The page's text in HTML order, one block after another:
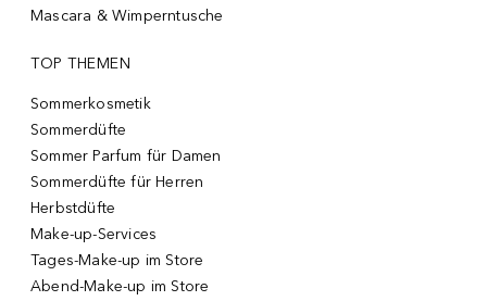
Mascara & Wimperntusche
TOP THEMEN
Sommerkosmetik
Sommerdüfte
Sommer Parfum für Damen
Sommerdüfte für Herren
Herbstdüfte
Make-up-Services
Tages-Make-up im Store
Abend-Make-up im Store